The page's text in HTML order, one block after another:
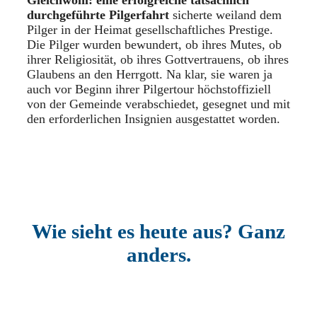
durchgeführte Pilgerfahrt sicherte weiland dem
Pilger in der Heimat gesellschaftliches Prestige.
Die Pilger wurden bewundert, ob ihres Mutes, ob
ihrer Religiosität, ob ihres Gottvertrauens, ob ihres
Glaubens an den Herrgott. Na klar, sie waren ja
auch vor Beginn ihrer Pilgertour höchstoffiziell
von der Gemeinde verabschiedet, gesegnet und mit
den erforderlichen Insignien ausgestattet worden.
Wie sieht es heute aus? Ganz
anders.